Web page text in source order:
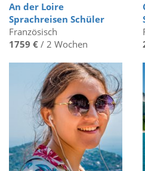
An der Loire
Sprachreisen Schüler
Französisch
1759 € / 2 Wochen